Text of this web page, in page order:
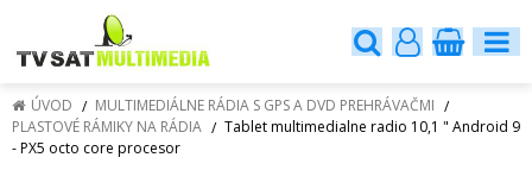
ÚVOD
MULTIMEDIÁLNE RÁDIA S GPS A DVD PREHRÁVAČMI
PLASTOVÉ RÁMIKY NA RÁDIA
Tablet multimedialne radio 10,1 " Android 9
- PX5 octo core procesor